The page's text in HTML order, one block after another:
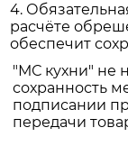
4.
расчёте
обеспечит
"МС кухни" не
сохранность
подписании
передачи